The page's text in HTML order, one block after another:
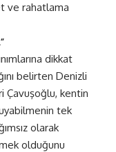
ve rahatlama
dikkat
belirten Denizli
Çavuşoğlu, kentin
tek
olarak
olduğunu